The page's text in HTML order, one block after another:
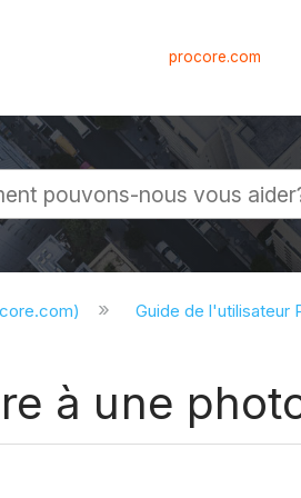
procore.com
Guide de l'utilisateur
à une